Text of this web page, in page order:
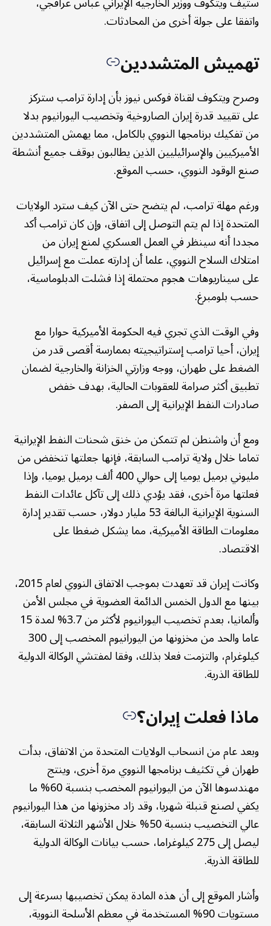
واتفقا على جولة أخرى من المحادثات.
تهميش المتشددين
وصرح ويتكوف لقناة فوكس نيوز بأن إدارة ترامب ستركز
على تقييد قدرة إيران الصاروخية وتخصيب اليورانيوم بدلا
من تفكيك برنامجها النووي بالكامل، مما يهمش المتشددين
الأميركيين والإسرائيليين الذين يطالبون بوقف جميع أنشطة
صنع الوقود النووي، حسب الموقع.
ورغم مهلة ترامب، لم يتضح حتى الآن كيف سترد الولايات
المتحدة إذا لم يتم التوصل إلى اتفاق، وإن كان ترامب أكد
مجددا أنه سينظر في العمل العسكري لمنع إيران من
امتلاك السلاح النووي، علما أن إدارته عملت مع إسرائيل
على سيناريوهات هجوم محتملة إذا فشلت الدبلوماسية،
حسب بلومبرغ.
وفي الوقت الذي تجري فيه الحكومة الأميركية حوارا مع
إيران، أحيا ترامب إستراتيجيته بممارسة أقصى قدر من
الضغط على طهران، ووجه وزارتي الخزانة والخارجية لضمان
تطبيق أكثر صرامة للعقوبات الحالية، بهدف خفض
صادرات النفط الإيرانية إلى الصفر.
ومع أن واشنطن لم تتمكن من خنق شحنات النفط الإيرانية
تماما خلال ولاية ترامب السابقة، فإنها جعلتها تنخفض من
مليوني برميل يوميا إلى حوالي 400 ألف برميل يوميا، وإذا
فعلتها مرة أخرى، فقد يؤدي ذلك إلى تآكل عائدات النفط
السنوية الإيرانية البالغة 53 مليار دولار، حسب تقدير إدارة
معلومات الطاقة الأميركية، مما يشكل ضغطا على
الاقتصاد.
وكانت إيران قد تعهدت بموجب الاتفاق النووي لعام 2015،
بينها مع الدول الخمس الدائمة العضوية في مجلس الأمن
وألمانيا، بعدم تخصيب اليورانيوم لأكثر من 3.7% لمدة 15
عاما والحد من مخزونها من اليورانيوم المخصب إلى 300
كيلوغرام، والتزمت فعلا بذلك، وفقا لمفتشي الوكالة الدولية
للطاقة الذرية.
ماذا فعلت إيران؟
وبعد عام من انسحاب الولايات المتحدة من الاتفاق، بدأت
طهران في تكثيف برنامجها النووي مرة أخرى، وينتج
مهندسوها الآن من اليورانيوم المخصب بنسبة 60% ما
يكفي لصنع قنبلة شهريا، وقد زاد مخزونها من هذا اليورانيوم
عالي التخصيب بنسبة 50% خلال الأشهر الثلاثة السابقة،
ليصل إلى 275 كيلوغراما، حسب بيانات الوكالة الدولية
للطاقة الذرية.
وأشار الموقع إلى أن هذه المادة يمكن تخصيبها بسرعة إلى
مستويات 90% المستخدمة في معظم الأسلحة النووية،